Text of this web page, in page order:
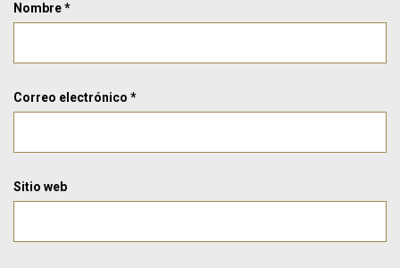
Nombre*
Correo electrónico *
Sitio web